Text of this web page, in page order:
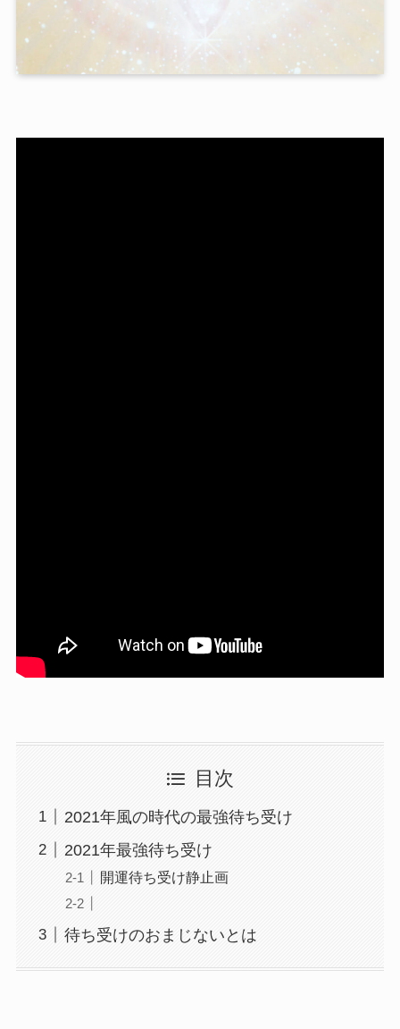
目次
2021年風の時代の最強待ち受け
2021年最強待ち受け
開運待ち受け静止画
待ち受けのおまじないとは